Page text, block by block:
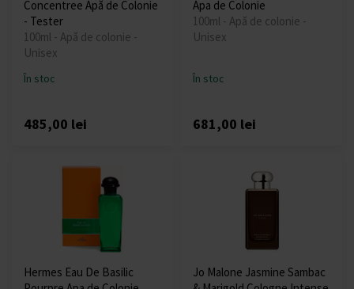
Concentree Apă de Colonie
- Tester
100ml - Apă de colonie -
Unisex
În stoc
485,00 lei
Apa de Colonie
100ml - Apă de colonie -
Unisex
În stoc
681,00 lei
Hermes Eau De Basilic
Jo Malone Jasmine Sambac